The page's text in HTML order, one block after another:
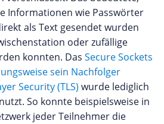
Informationen wie Passwörter
als Text gesendet wurden
oder zufällige
konnten. Das Secure Sockets
sein Nachfolger
Security (TLS) wurde lediglich
So konnte beispielsweise in
jeder Teilnehmer die